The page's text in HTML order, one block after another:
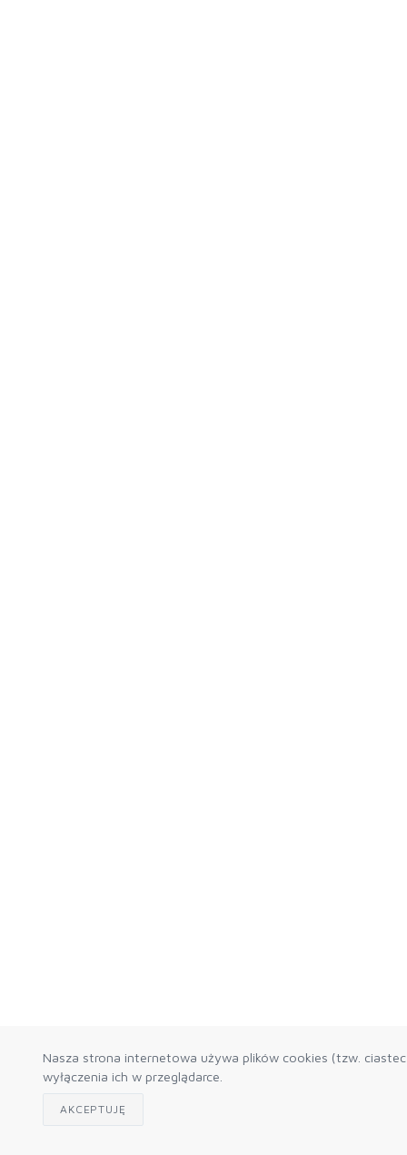
Nasza strona internetowa używa plików cookies (tzw.
wyłączenia ich w przeglądarce.
AKCEPTUJĘ